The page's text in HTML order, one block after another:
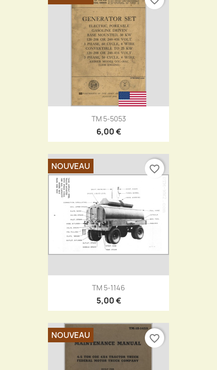
TM 5-5053
6,00 €
TM 5-1146
5,00 €
NOUVEAU favorite_border
NOUVEAU favorite_border